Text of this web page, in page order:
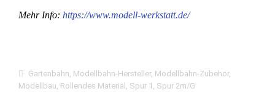
Mehr Info: https://www.modell-werkstatt.de/
Gartenbahn, Modellbahn-Hersteller, Modellbahn-Zubehör,
Modellbau, Rollendes Material , Spur 1 , Spur 2m/G